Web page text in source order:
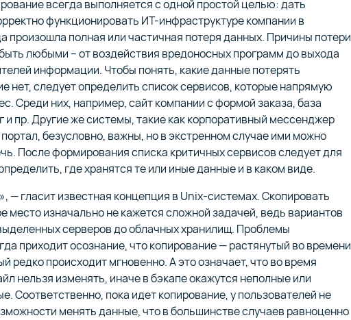
всегда выполняется с одной простой целью: дать
функционировать ИТ-инфраструктуре компании в
произошла полная или частичная потеря данных. Причины потери
любыми – от воздействия вредоносных программ до выхода
информации. Чтобы понять, какие данные потерять
нет, следует определить список сервисов, которые напрямую
Среди них, например, сайт компании с формой заказа, база
и пр. Другие же системы, такие как корпоративный мессенджер
безусловно, важны, но в экстренном случае ими можно
После формирования списка критичных сервисов следует для
где хранятся те или иные данные и в каком виде.
— гласит известная концепция в Unix-системах. Скопировать
место изначально не кажется сложной задачей, ведь вариантов
серверов до облачных хранилищ. Проблемы
приходит осознание, что копирование — растянутый во времени
редко происходит мгновенно. А это означает, что во время
нельзя изменять, иначе в бэкапе окажутся неполные или
Соответственно, пока идет копирование, у пользователей не
менять данные, что в большинстве случаев равноценно